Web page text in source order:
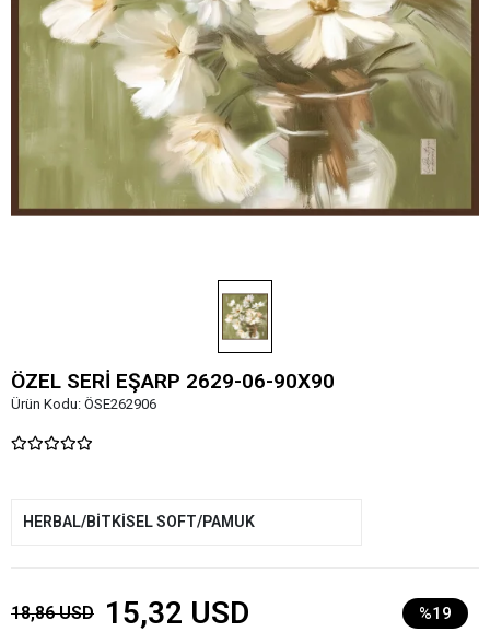
ÖZEL SERİ EŞARP 2629-06-90X90
Ürün Kodu: ÖSE262906
HERBAL/BİTKİSEL SOFT/PAMUK
18,86 USD 15,32 USD %19